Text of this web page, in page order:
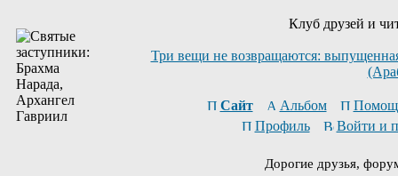
Клуб друзей и
Три вещи не возвращаются:
Сайт Альбом
Профиль
Войти и
Дорогие друзья,